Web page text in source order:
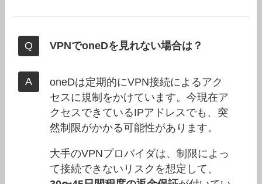
VPNでoneDを見れない場合は？
oneDは定期的にVPN接続によるアク
セスに規制をかけています。今現在ア
クセスできているIPアドレスでも、突
然制限がかかる可能性があります。
大手のVPNプロバイダは、制限によっ
て接続できないリスクを想定して、